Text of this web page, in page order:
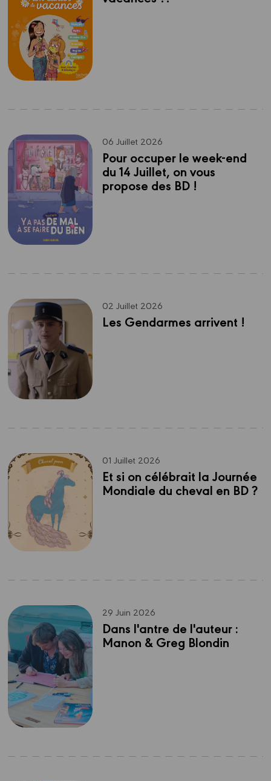
06 Juillet 2026
Pour occuper le week-end
du 14 Juillet, on vous
propose des BD !
02 Juillet 2026
Les Gendarmes arrivent !
01 Juillet 2026
Et si on célébrait la Journée
Mondiale du cheval en BD ?
29 Juin 2026
Dans l'antre de l'auteur :
Manon & Greg Blondin